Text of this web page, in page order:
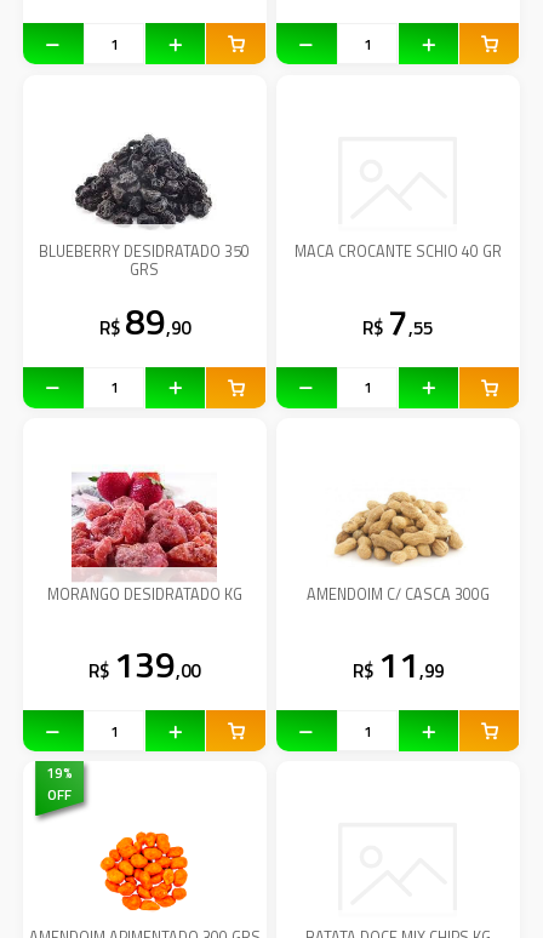
BLUEBERRY DESIDRATADO 350
GRS
R$ 89,90
MACA CROCANTE SCHIO 40 GR
R$ 7,55
MORANGO DESIDRATADO KG
R$ 139,00
AMENDOIM C/ CASCA 300G
R$ 11,99
19%
OFF